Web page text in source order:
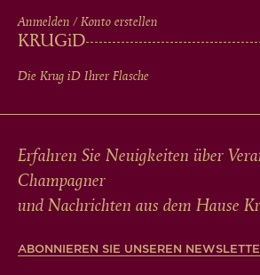
Anmelden / Konto erstellen
KRUGiD
Die Krug iD Ihrer Flasche
Erfahren Sie Neuigkeiten über
Champagner
und Nachrichten aus dem Hause
ABONNIEREN SIE UNSEREN